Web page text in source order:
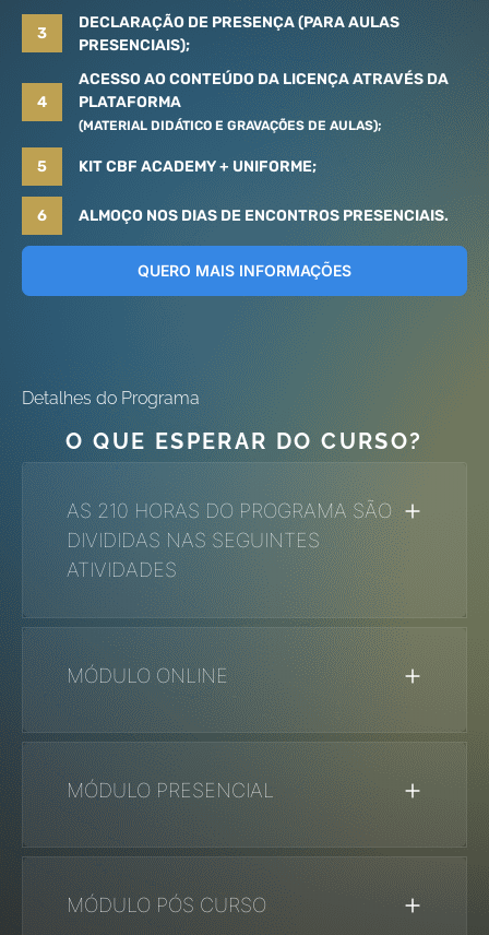
3
DECLARAÇÃO DE PRESENÇA (PARA AULAS
PRESENCIAIS);
4
ACESSO AO CONTEÚDO DA LICENÇA ATRAVÉS DA
PLATAFORMA
(MATERIAL DIDÁTICO E GRAVAÇÕES DE AULAS);
5 KIT CBF ACADEMY + UNIFORME;
6 ALMOÇO NOS DIAS DE ENCONTROS PRESENCIAIS.
QUERO MAIS INFORMAÇÕES
Detalhes do Programa
O QUE ESPERAR DO CURSO?
AS 210 HORAS DO PROGRAMA SÃO
DIVIDIDAS NAS SEGUINTES
ATIVIDADES
MÓDULOONLINE
MÓDULO PRESENCIAL
MÓDULO PÓS CURSO